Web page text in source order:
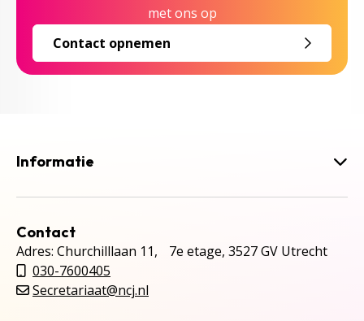
met ons op
Contact opnemen
Informatie
Contact
Adres: Churchilllaan 11, 7e etage, 3527 GV Utrecht
030-7600405
Secretariaat@ncj.nl